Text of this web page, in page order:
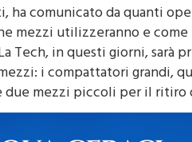
ha comunicato da quanti
mezzi utilizzeranno e
Tech, in questi giorni, sarà
i compattatori grandi,
due mezzi piccoli per il ritiro